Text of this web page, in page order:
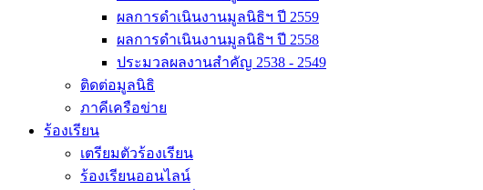
ผลการดำเนินงานมูลนิธิฯ ปี 2559
ผลการดำเนินงานมูลนิธิฯ ปี 2558
ประมวลผลงานสำคัญ 2538 - 2549
ติดต่อมูลนิธิ
ภาคีเครือข่าย
ร้องเรียน
เตรียมตัวร้องเรียน
ร้องเรียนออนไลน์